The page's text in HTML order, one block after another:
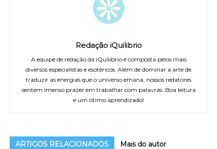
Redação iQuilibrio
A equipe de redação da iQuilibrio é composta pelos mais
diversos especialistas e esotéricos. Além de dominar a arte de
traduzir as energias que o universo emana, nossos redatores
sentem imenso prazer em trabalhar com palavras. Boa leitura
e um ótimo aprendizado!
ARTIGOS RELACIONADOS Mais do autor